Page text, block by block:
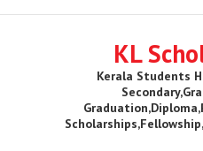
KL
Kerala Students